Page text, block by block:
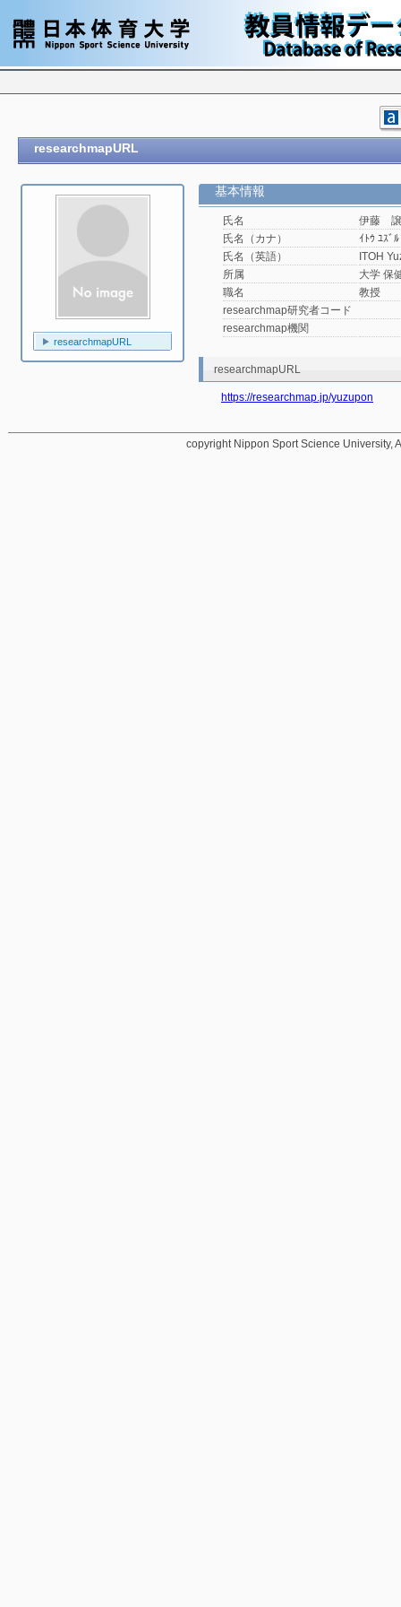
researchmapURL
researchmapURL
基本情報
氏名
伊藤 譲
氏名（カナ）
ｲﾄｳ ﾕｽﾞﾙ
氏名（英語）
ITOH
所属
大学 保
職名
教授
researchmap研究者コード
researchmap機関
researchmapURL
https://researchmap.jp/yuzupon